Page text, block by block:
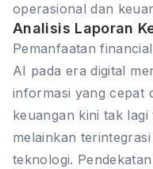
operasional dan
Analisis Laporan
Pemanfaatan
AI pada era digital
informasi yang cepat
keuangan kini tak
melainkan
teknologi.